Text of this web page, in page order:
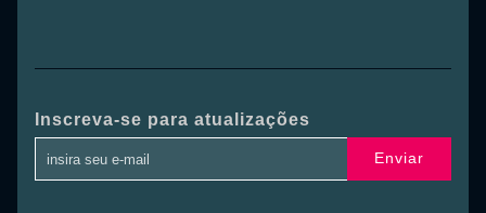
Inscreva-se para atualizações
Enviar